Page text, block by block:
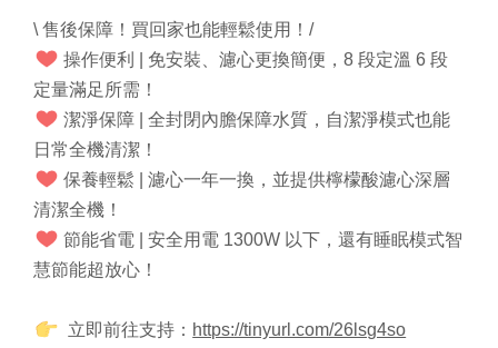
\ 售後保障！買回家也能輕鬆使用！/
操作便利 | 免安裝、濾心更換簡便，8 段定溫 6 段
定量滿足所需！
潔淨保障 | 全封閉內膽保障水質，自潔淨模式也能
日常全機清潔！
保養輕鬆 | 濾心一年一換，並提供檸檬酸濾心深層
清潔全機！
節能省電 | 安全用電 1300W 以下，還有睡眠模式智
慧節能超放心！
立即前往支持： https://tinyurl.com/26lsg4so